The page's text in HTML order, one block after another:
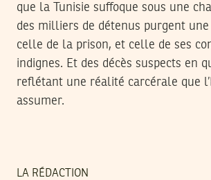
que la Tunisie suffoque sous une
des milliers de détenus purgent une
celle de la prison, et celle de ses
indignes. Et des décès suspects en
reflétant une réalité carcérale que
assumer.
LA RÉDACTION